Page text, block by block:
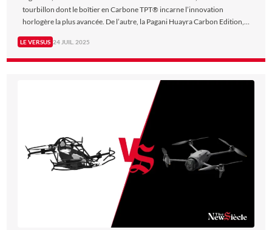
tourbillon dont le boîtier en Carbone TPT® incarne l’innovation
horlogère la plus avancée. De l’autre, la Pagani Huayra Carbon Edition,
véritable chef-d’œuvre de légèreté et de performance.
LE VERSUS 24 JUIL. 2025